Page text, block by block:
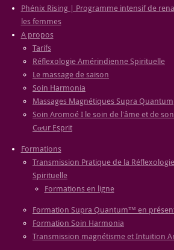
Phénix Rising | Programme intensif de
les femmes
A propos
Tarifs
Réflexologie Amérindienne Spirituelle
Le massage de saison
Soin Harmonia
Massages Magnétiques Supra Quantum
Soin Aromoé I le soin de l'âme et de
Cœur Esprit
Formations
Transmission Pratique de la
Spirituelle
Formations en ligne
Formation Supra Quantum™ en
Formation Soin Harmonia
Transmission magnétisme et Intuition